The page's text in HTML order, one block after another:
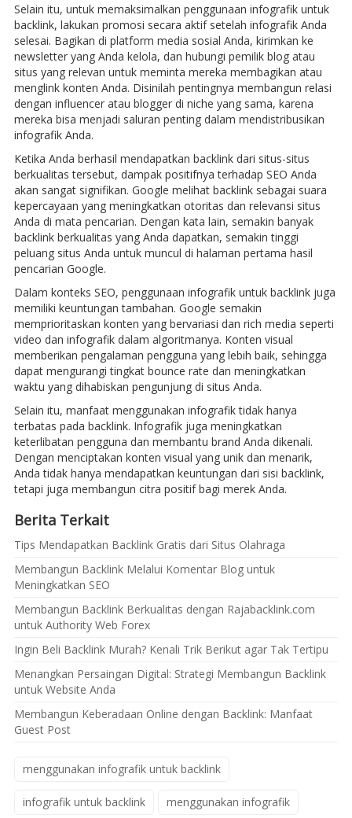
Selain itu, untuk memaksimalkan penggunaan infografik untuk
backlink, lakukan promosi secara aktif setelah infografik Anda
selesai. Bagikan di platform media sosial Anda, kirimkan ke
newsletter yang Anda kelola, dan hubungi pemilik blog atau
situs yang relevan untuk meminta mereka membagikan atau
menglink konten Anda. Disinilah pentingnya membangun relasi
dengan influencer atau blogger di niche yang sama, karena
mereka bisa menjadi saluran penting dalam mendistribusikan
infografik Anda.
Ketika Anda berhasil mendapatkan backlink dari situs-situs
berkualitas tersebut, dampak positifnya terhadap SEO Anda
akan sangat signifikan. Google melihat backlink sebagai suara
kepercayaan yang meningkatkan otoritas dan relevansi situs
Anda di mata pencarian. Dengan kata lain, semakin banyak
backlink berkualitas yang Anda dapatkan, semakin tinggi
peluang situs Anda untuk muncul di halaman pertama hasil
pencarian Google.
Dalam konteks SEO, penggunaan infografik untuk backlink juga
memiliki keuntungan tambahan. Google semakin
memprioritaskan konten yang bervariasi dan rich media seperti
video dan infografik dalam algoritmanya. Konten visual
memberikan pengalaman pengguna yang lebih baik, sehingga
dapat mengurangi tingkat bounce rate dan meningkatkan
waktu yang dihabiskan pengunjung di situs Anda.
Selain itu, manfaat menggunakan infografik tidak hanya
terbatas pada backlink. Infografik juga meningkatkan
keterlibatan pengguna dan membantu brand Anda dikenali.
Dengan menciptakan konten visual yang unik dan menarik,
Anda tidak hanya mendapatkan keuntungan dari sisi backlink,
tetapi juga membangun citra positif bagi merek Anda.
Berita Terkait
Tips Mendapatkan Backlink Gratis dari Situs Olahraga
Membangun Backlink Melalui Komentar Blog untuk
Meningkatkan SEO
Membangun Backlink Berkualitas dengan Rajabacklink.com
untuk Authority Web Forex
Ingin Beli Backlink Murah? Kenali Trik Berikut agar Tak Tertipu
Menangkan Persaingan Digital: Strategi Membangun Backlink
untuk Website Anda
Membangun Keberadaan Online dengan Backlink: Manfaat
Guest Post
menggunakan infografik untuk backlink
infografik untuk backlink menggunakan infografik